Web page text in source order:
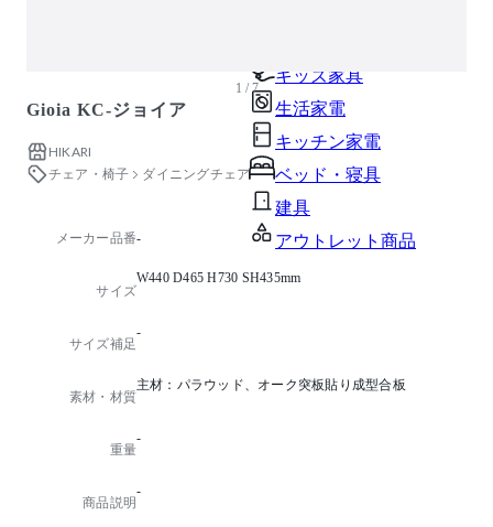
キッズ家具
生活家電
キッチン家電
ベッド・寝具
建具
アウトレット商品
1 / 7
Gioia KC-ジョイア
HIKARI
チェア・椅子
ダイニングチェア
メーカー品番-
サイズ
W440 D465 H730 SH435mm
サイズ補足
-
素材・材質
主材：パラウッド、オーク突板貼り成型合板
重量
-
商品説明
-